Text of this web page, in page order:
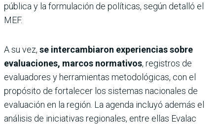
pública y la formulación de políticas, según detalló el
MEF.
A su vez, se intercambiaron experiencias sobre
evaluaciones, marcos normativos, registros de
evaluadores y herramientas metodológicas, con el
propósito de fortalecer los sistemas nacionales de
evaluación en la región. La agenda incluyó además el
análisis de iniciativas regionales, entre ellas Evalac